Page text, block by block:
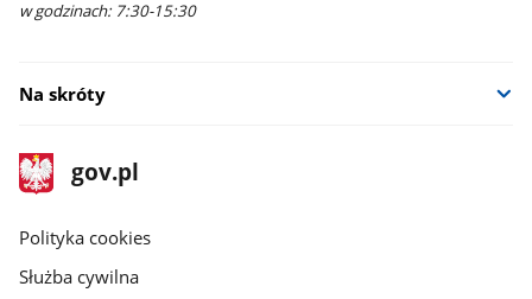
w godzinach: 7:30-15:30
Na skróty
stopka
gov.pl
Strona
gov.pl
gov.pl
Polityka cookies
Służba cywilna